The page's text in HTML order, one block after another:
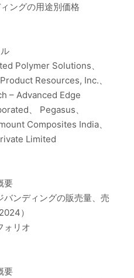
ングの用途別価格
Polymer Solutions、
Resources, Inc.、
– Advanced Edge
、 Pegasus、
Composites India、
Limited
要
ンディングの販売量、売
）
ォリオ
要